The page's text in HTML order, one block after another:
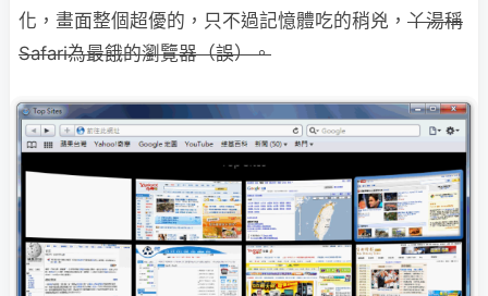
化，畫面整個超優的，只不過記憶體吃的稍兇， 丫湯稱
Safari為最餓的瀏覽器（誤）。